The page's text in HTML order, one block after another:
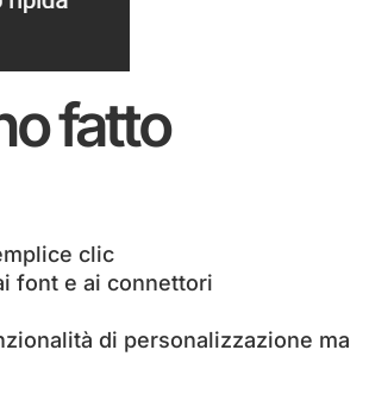
fatto
clic
font e ai connettori
di personalizzazione ma